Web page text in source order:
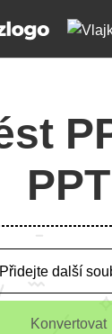
PPT
Přidejte další
Konvertovat